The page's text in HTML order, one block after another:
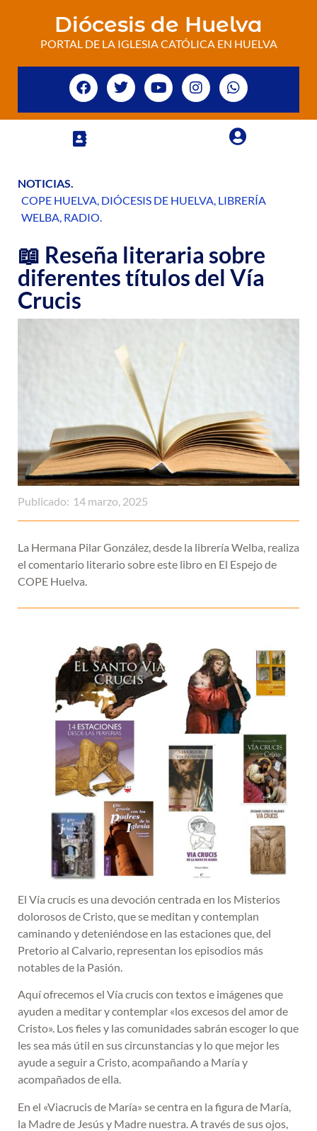
Diócesis de Huelva
PORTAL DE LA IGLESIA CATÓLICA EN HUELVA
NOTICIAS.
COPE HUELVA, DIÓCESIS DE HUELVA, LIBRERÍA
WELBA, RADIO.
📖 Reseña literaria sobre
diferentes títulos del Vía
Crucis
Publicado: 14 marzo, 2025
La Hermana Pilar González, desde la librería Welba, realiza
el comentario literario sobre este libro en El Espejo de
COPE Huelva.
El Vía crucis es una devoción centrada en los Misterios
dolorosos de Cristo, que se meditan y contemplan
caminando y deteniéndose en las estaciones que, del
Pretorio al Calvario, representan los episodios más
notables de la Pasión.
Aquí ofrecemos el Vía crucis con textos e imágenes que
ayuden a meditar y contemplar «los excesos del amor de
Cristo». Los fieles y las comunidades sabrán escoger lo que
les sea más útil en sus circunstancias y lo que mejor les
ayude a seguir a Cristo, acompañando a María y
acompañados de ella.
En el «Viacrucis de María» se centra en la figura de María,
la Madre de Jesús y Madre nuestra. A través de sus ojos,